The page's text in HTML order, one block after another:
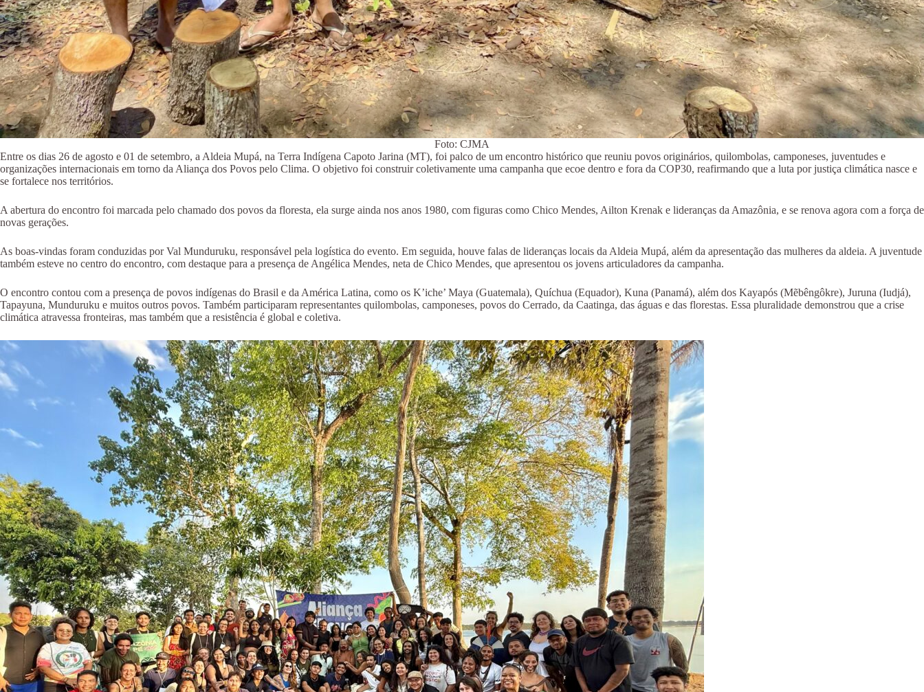
Foto: CJMA
Entre os dias 26 de agosto e 01 de setembro, a Aldeia Mupá, na Terra Indígena Capoto Jarina (MT), foi palco de um encontro histórico que reuniu povos originários, quilombolas, camponeses, juventudes e
organizações internacionais em torno da Aliança dos Povos pelo Clima. O objetivo foi construir coletivamente uma campanha que ecoe dentro e fora da COP30, reafirmando que a luta por justiça climática nasce e
se fortalece nos territórios.
A abertura do encontro foi marcada pelo chamado dos povos da floresta, ela surge ainda nos anos 1980, com figuras como Chico Mendes, Ailton Krenak e lideranças da Amazônia, e se renova agora com a força de
novas gerações.
As boas-vindas foram conduzidas por Val Munduruku, responsável pela logística do evento. Em seguida, houve falas de lideranças locais da Aldeia Mupá, além da apresentação das mulheres da aldeia. A juventude
também esteve no centro do encontro, com destaque para a presença de Angélica Mendes, neta de Chico Mendes, que apresentou os jovens articuladores da campanha.
O encontro contou com a presença de povos indígenas do Brasil e da América Latina, como os K’iche’ Maya (Guatemala), Quíchua (Equador), Kuna (Panamá), além dos Kayapós (Mẽbêngôkre), Juruna (Iudjá),
Tapayuna, Munduruku e muitos outros povos. Também participaram representantes quilombolas, camponeses, povos do Cerrado, da Caatinga, das águas e das florestas. Essa pluralidade demonstrou que a crise
climática atravessa fronteiras, mas também que a resistência é global e coletiva.